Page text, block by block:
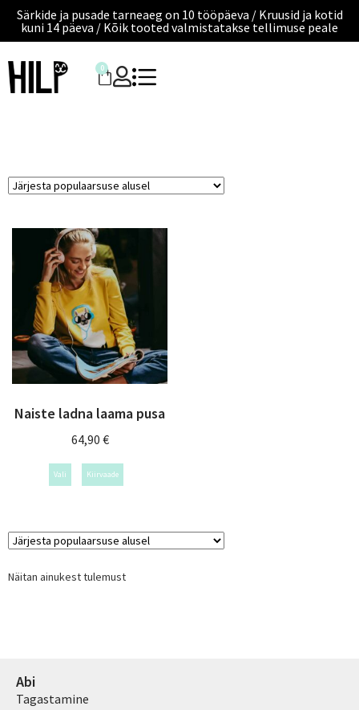
Särkide ja pusade tarneaeg on 10 tööpäeva / Kruusid ja kotid
kuni 14 päeva / Kõik tooted valmistatakse tellimuse peale
0
Naiste ladna laama pusa
64,90 €
Vali Kiirvaade
Näitan ainukest tulemust
Abi
Tagastamine